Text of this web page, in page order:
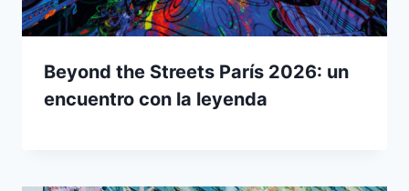
Beyond the Streets París 2026: un
encuentro con la leyenda